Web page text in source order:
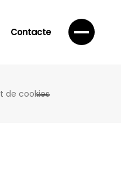
Contacte
de cookies